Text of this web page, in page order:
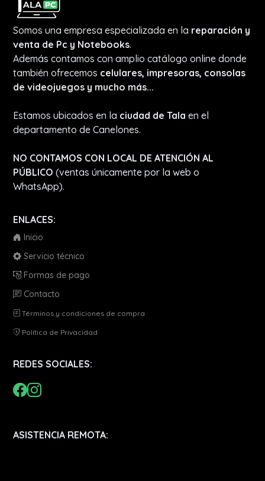
Somos una empresa especializada en la reparación y
venta de Pc y Notebooks.
Además contamos con amplio catálogo online donde
también ofrecemos celulares, impresoras, consolas
de videojuegos y mucho más...
Estamos ubicados en la ciudad de Tala en el
departamento de Canelones.
NO CONTAMOS CON LOCAL DE ATENCIÓN AL
PÚBLICO (ventas únicamente por la web o
WhatsApp).
ENLACES:
Inicio
Servicio técnico
Formas de pago
Contacto
Términos y condiciones de compra
Política de Privacidad
REDES SOCIALES:
ASISTENCIA REMOTA: